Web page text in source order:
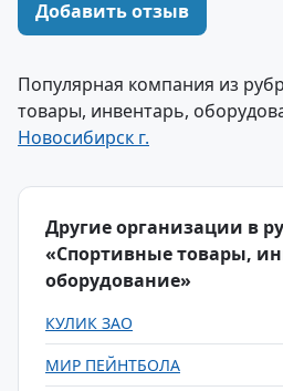
Добавить отзыв
Популярная компания из
товары, инвентарь,
Новосибирск г.
Другие организации в
«Спортивные товары,
оборудование»
КУЛИК ЗАО
МИР ПЕЙНТБОЛА